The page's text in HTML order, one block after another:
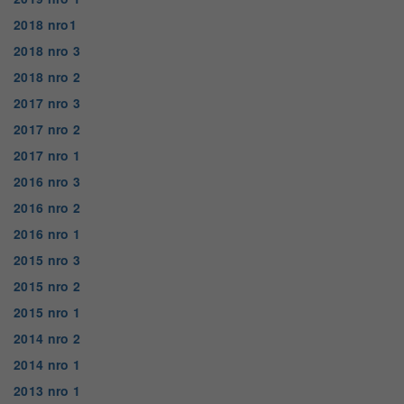
2018 nro1
2018 nro 3
2018 nro 2
2017 nro 3
2017 nro 2
2017 nro 1
2016 nro 3
2016 nro 2
2016 nro 1
2015 nro 3
2015 nro 2
2015 nro 1
2014 nro 2
2014 nro 1
2013 nro 1